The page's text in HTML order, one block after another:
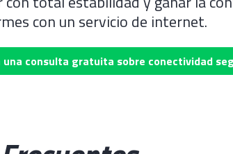
con un servicio de internet.
una consulta gratuita sobre conectividad